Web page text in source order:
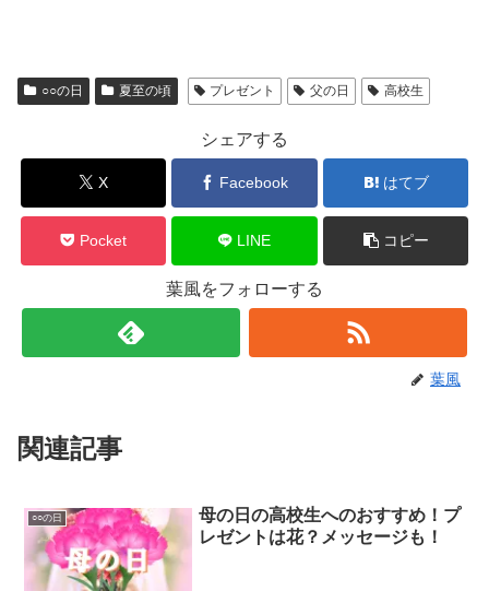
○○の日 夏至の頃 プレゼント 父の日 高校生
シェアする
X Facebook はてブ
Pocket LINE コピー
葉風をフォローする
葉風
関連記事
○○の日
母の日の高校生へのおすすめ！プ
レゼントは花？メッセージも！